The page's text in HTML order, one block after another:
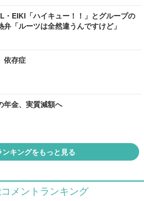
・EIKI「ハイキュー！！」とグループの
弁「ルーツは全然違うんですけど」
依存症
年金、実質減額へ
ンキングをもっと見る